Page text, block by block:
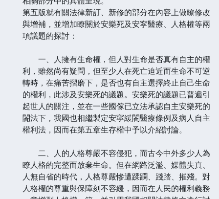
第五版就有關法律新訂、新修的部分在內容上做瞭修改
與增補，並增加瞭關於安樂死及安寜醫療、人格權等兩
項議題的探討：
一、人擁有生命權，但人對生命是否真有自主的權
利，雖然尚有疑問，但至少人在死亡迫近而生命不可逆
轉時，在痛苦摺磨下，是否也有自主選擇終止自己生命
的權利，此涉及安樂死的議題。安樂死的議題已普遍引
起世人的關注，並在一些國傢已立法承認自主安樂死的
閤法下，我國也相繼製定安寜緩閤醫療條例及病人自主
權利法，因而在第五章生存權中予以介紹討論。
二、人的人格尊嚴不容侵犯，而古今中外多少人為
瞭人格的完整而放棄生命。但在網路泛濫、媒體失真、
人無自省的時代，人格尊嚴慘遭蹂躝、踐踏、摧殘。對
人格權的尊重與保障刻不容緩，因而在人民的權利義務